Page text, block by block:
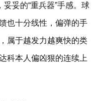
妥的“重兵器”手感。球
也十分线性，偏弹的手
属于越发力越爽快的类
科本人偏凶狠的连续上